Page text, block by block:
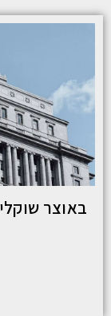
באוצר